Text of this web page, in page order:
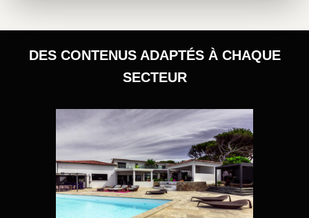
DES CONTENUS ADAPTÉS À CHAQUE
SECTEUR